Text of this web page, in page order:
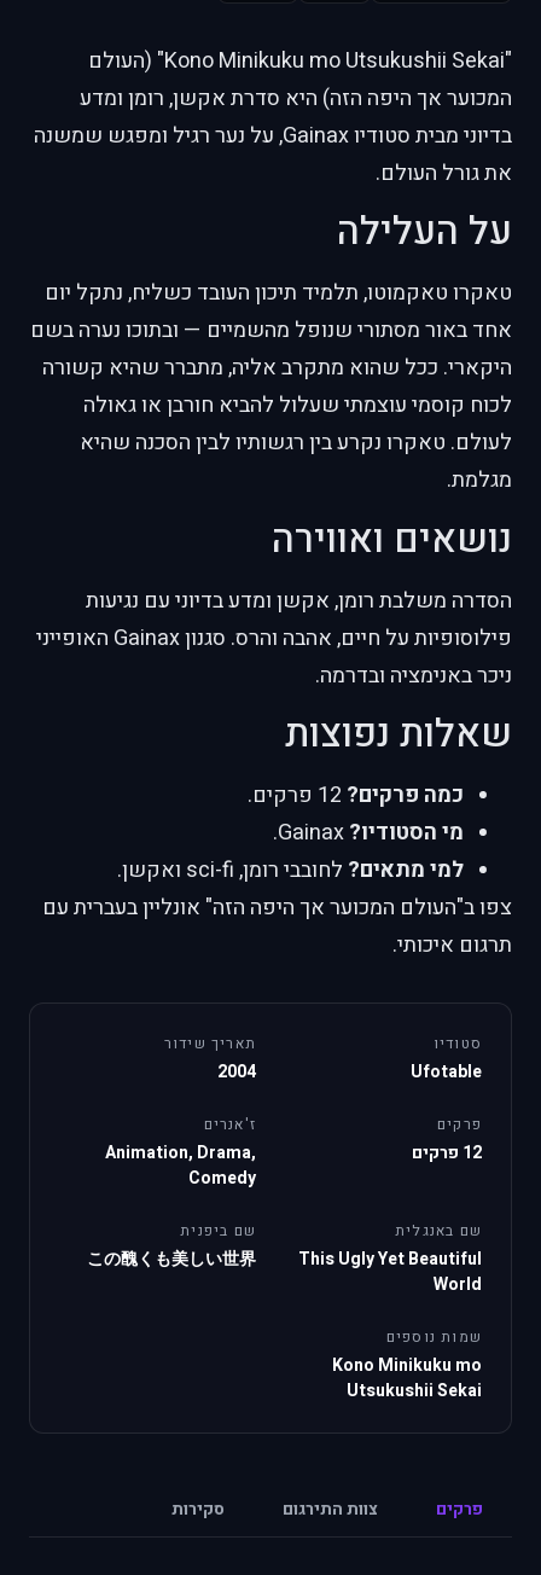
"Kono Minikuku mo Utsukushii Sekai" (העולם
המכוער אך היפה הזה) היא סדרת אקשן, רומן ומדע
בדיוני מבית סטודיו Gainax, על נער רגיל ומפגש שמשנה
את גורל העולם.
על העלילה
טאקרו טאקמוטו, תלמיד תיכון העובד כשליח, נתקל יום
אחד באור מסתורי שנופל מהשמיים — ובתוכו נערה בשם
היקארי. ככל שהוא מתקרב אליה, מתברר שהיא קשורה
לכוח קוסמי עוצמתי שעלול להביא חורבן או גאולה
לעולם. טאקרו נקרע בין רגשותיו לבין הסכנה שהיא
מגלמת.
נושאים ואווירה
הסדרה משלבת רומן, אקשן ומדע בדיוני עם נגיעות
פילוסופיות על חיים, אהבה והרס. סגנון Gainax האופייני
ניכר באנימציה ובדרמה.
שאלות נפוצות
כמה פרקים?
מי הסטודיו?
למי מתאים? לחובבי רומן, sci-fi ואקשן.
צפו ב"העולם המכוער אך היפה הזה" אונליין בעברית עם
תרגום איכותי.
סטודיו
Ufotable
תאריך שידור
2004
פרקים
12 פרקים
ז'אנרים
Animation, Drama,
Comedy
שם באנגלית
This Ugly Yet Beautiful
World
שם ביפנית
この醜くも美しい世界
שמות נוספים
Kono Minikuku mo
Utsukushii Sekai
פרקים צוות התירגום סקירות